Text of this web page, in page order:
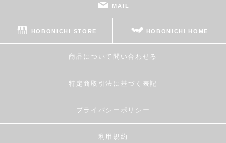
MAIL
HOBONICHI STORE HOBONICHI HOME
商品について問い合わせる
特定商取引法に基づく表記
プライバシーポリシー
利用規約